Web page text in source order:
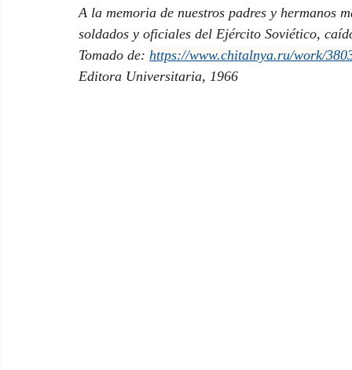
A la memoria de nuestros padres y hermanos
soldados y oficiales del Ejército Soviético,
Tomado de: https://www.chitalnya.ru/work/
Editora Universitaria, 1966